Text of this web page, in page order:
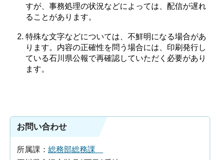
すが、事務処理の状況などによっては、配信が遅れ
ることがあります。
特殊な文字などについては、不鮮明になる場合があ
ります。内容の正確性を問う場合には、印刷発行し
ている石川県公報で再確認していただく必要があり
ます。
お問い合わせ
所属課： 総務部総務課